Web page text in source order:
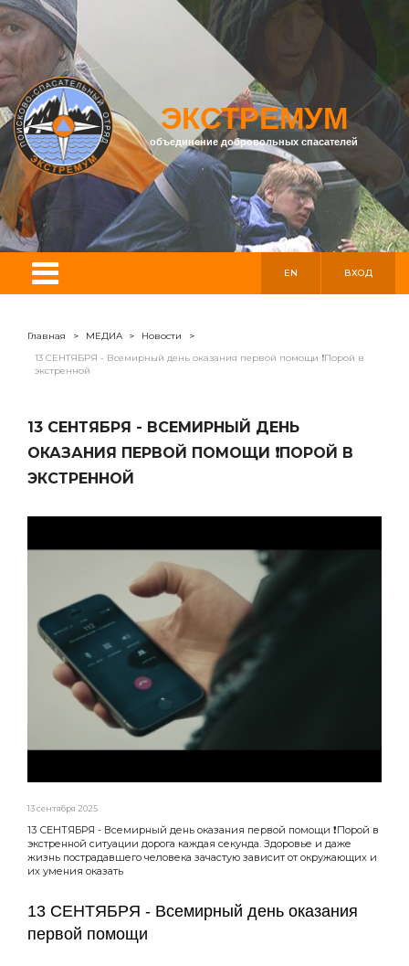
ЭКСТРЕМУМ
объединение добровольных спасателей
EN ВХОД
Главная > МЕДИА > Новости
>
13 СЕНТЯБРЯ - Всемирный день оказания первой помощи ❗Порой в
экстренной
13 СЕНТЯБРЯ - ВСЕМИРНЫЙ ДЕНЬ
ОКАЗАНИЯ ПЕРВОЙ ПОМОЩИ ❗ПОРОЙ В
ЭКСТРЕННОЙ
13 сентября 2025
13 СЕНТЯБРЯ - Всемирный день оказания первой помощи ❗Порой в
экстренной ситуации дорога каждая секунда. Здоровье и даже
жизнь пострадавшего человека зачастую зависит от окружающих и
их умения оказать
13 СЕНТЯБРЯ - Всемирный день оказания
первой помощи